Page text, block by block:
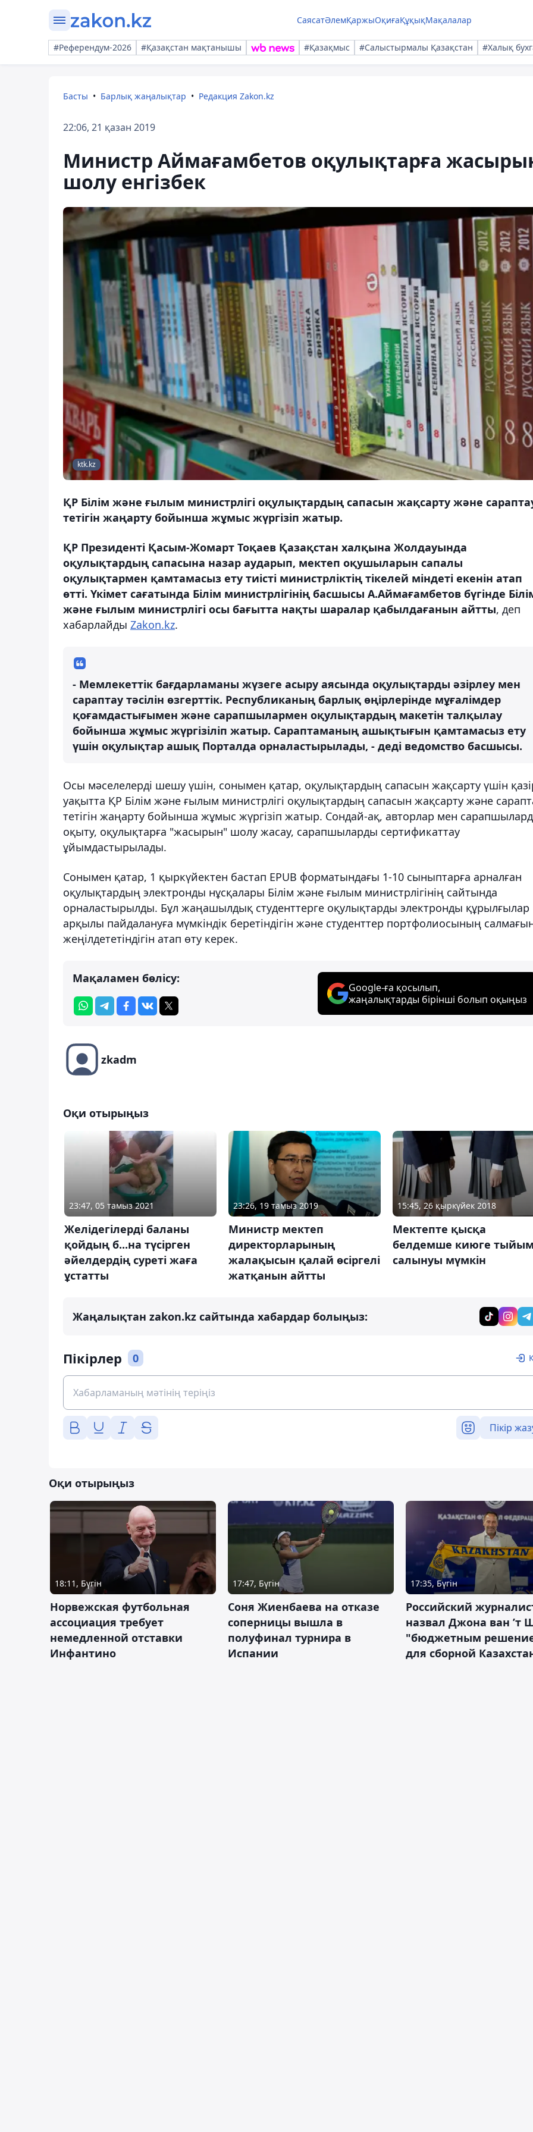
СаясатӘлемҚаржыОқиғаҚұқықМақалалар
#Референдум-2026 #Қазақстан мақтанышы #Қазақмыс #Салыстырмалы Қазақстан #Халық
Басты Барлық жаңалықтар Редакция Zakon.kz
22:06, 21 қазан 2019
Министр Аймағамбетов оқулықтарға
шолу енгізбек
ktk.kz
ҚР Білім және ғылым министрлігі оқулықтардың сапасын жақсарту және
тетігін жаңарту бойынша жұмыс жүргізіп жатыр.
ҚР Президенті Қасым-Жомарт Тоқаев Қазақстан халқына Жолдауында
оқулықтардың сапасына назар аударып, мектеп оқушыларын сапалы
оқулықтармен қамтамасыз ету тиісті министрліктің тікелей міндеті екенін атап
өтті. Үкімет сағатында Білім министрлігінің басшысы А.Аймағамбетов бүгінде
және ғылым министрлігі осы бағытта нақты шаралар қабылдағанын айтты, деп
хабарлайды Zakon.kz.
- Мемлекеттік бағдарламаны жүзеге асыру аясында оқулықтарды әзірлеу мен
сараптау тәсілін өзгерттік. Республиканың барлық өңірлерінде мұғалімдер
қоғамдастығымен және сарапшылармен оқулықтардың макетін талқылау
бойынша жұмыс жүргізіліп жатыр. Сараптаманың ашықтығын қамтамасыз ету
үшін оқулықтар ашық Порталда орналастырылады, - деді ведомство басшысы.
Осы мәселелерді шешу үшін, сонымен қатар, оқулықтардың сапасын жақсарту үшін
уақытта ҚР Білім және ғылым министрлігі оқулықтардың сапасын жақсарту және
тетігін жаңарту бойынша жұмыс жүргізіп жатыр. Сондай-ақ, авторлар мен
оқыту, оқулықтарға "жасырын" шолу жасау, сарапшыларды сертификаттау
ұйымдастырылады.
Сонымен қатар, 1 қыркүйектен бастап EPUB форматындағы 1-10 сыныптарға арналған
оқулықтардың электронды нұсқалары Білім және ғылым министрлігінің сайтында
орналастырылды. Бұл жаңашылдық студенттерге оқулықтарды электронды құрылғылар
арқылы пайдалануға мүмкіндік беретіндігін және студенттер портфолиосының
жеңілдететіндігін атап өту керек.
Мақаламен бөлісу:
Google-ға қосылып,
жаңалықтарды бірінші болып оқыңыз
zkadm
Оқи отырыңыз
23:47, 05 тамыз 2021
Желідегілерді баланы
қойдың б...на түсірген
әйелдердің суреті жаға
ұстатты
23:26, 19 тамыз 2019
Министр мектеп
директорларының
жалақысын қалай өсіргелі
жатқанын айтты
15:45, 26 қыркүйек 2018
Мектепте қысқа
белдемше киюге
салынуы мүмкін
Жаңалықтан zakon.kz сайтында хабардар болыңыз:
Пікірлер 0
Пікір
Оқи отырыңыз
18:11, Бүгін
Норвежская футбольная
ассоциация требует
немедленной отставки
Инфантино
17:47, Бүгін
Соня Жиенбаева на отказе
соперницы вышла в
полуфинал турнира в
Испании
17:35, Бүгін
Российский
назвал Джона ван ’т
"бюджетным
для сборной